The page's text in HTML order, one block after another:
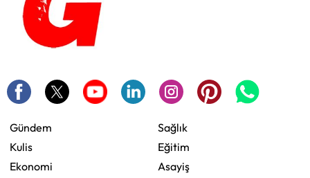
Gündem
Kulis
Ekonomi
Sağlık
Eğitim
Asayiş